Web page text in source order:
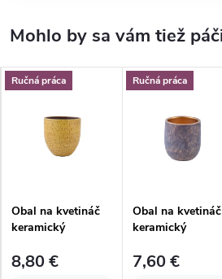
Ručná práca
Obal na kvetináč
keramický
pr.16x14cm,
8,80 €
Ručná práca
Obal na kvetináč
keramický
pr.14x13cm,
7,60 €